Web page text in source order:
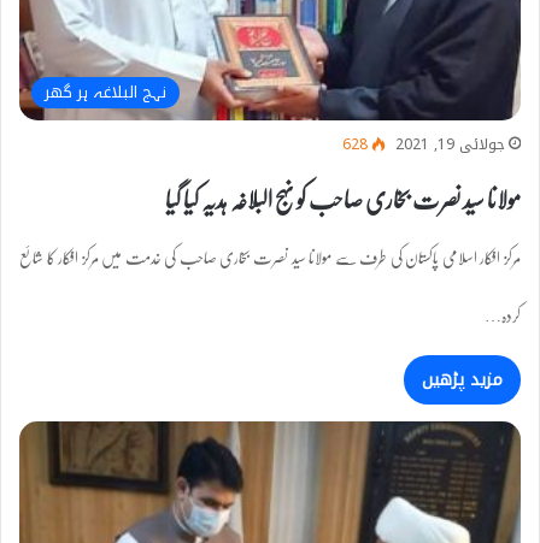
نہج البلاغہ ہر گھر
جولائی 19, 2021 628
مولانا سید نصرت بخاری صاحب کو نہج البلاغہ ہدیہ کیا گیا
مرکز افکار اسلامی پاکستان کی طرف سے مولانا سید نصرت بخاری صاحب کی خدمت میں مرکز افکار کا شائع
کردہ…
مزید پڑھیں